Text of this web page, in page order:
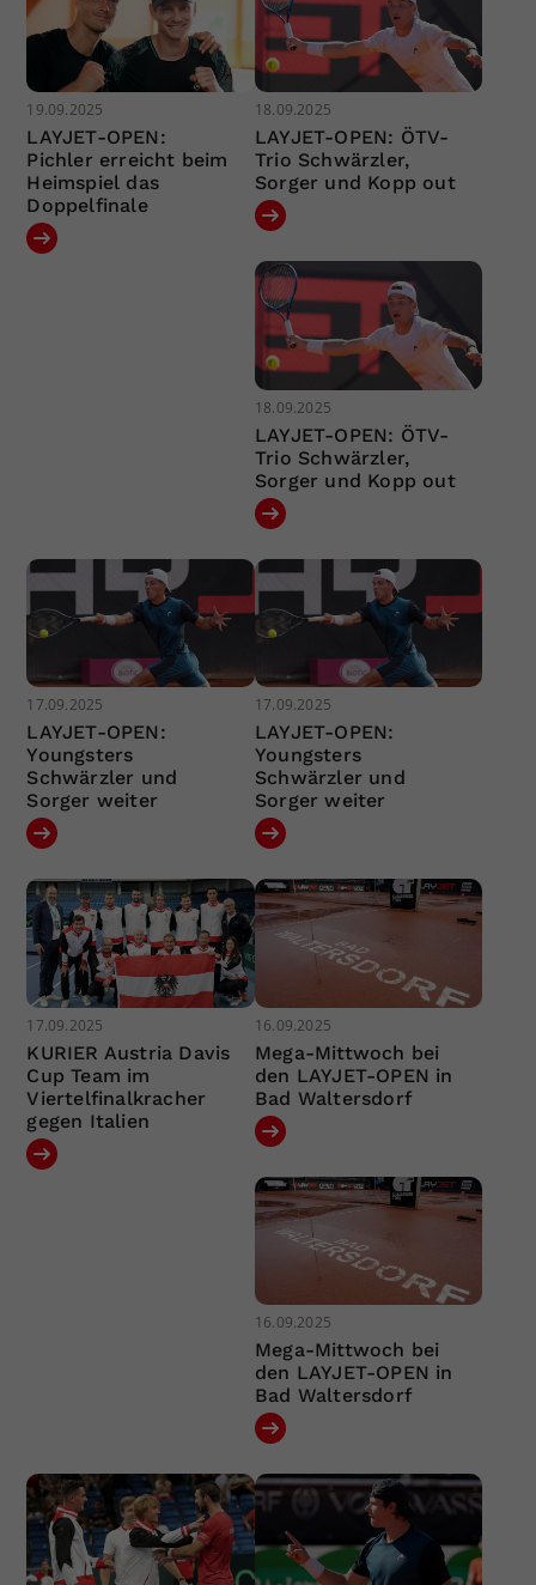
19.09.2025
LAYJET-OPEN:
Pichler erreicht beim
Heimspiel das
Doppelfinale
18.09.2025
LAYJET-OPEN: ÖTV-
Trio Schwärzler,
Sorger und Kopp out
18.09.2025
LAYJET-OPEN: ÖTV-
Trio Schwärzler,
Sorger und Kopp out
17.09.2025
LAYJET-OPEN:
Youngsters
Schwärzler und
Sorger weiter
17.09.2025
LAYJET-OPEN:
Youngsters
Schwärzler und
Sorger weiter
17.09.2025
KURIER Austria Davis
Cup Team im
Viertelfinalkracher
gegen Italien
16.09.2025
Mega-Mittwoch bei
den LAYJET-OPEN in
Bad Waltersdorf
16.09.2025
Mega-Mittwoch bei
den LAYJET-OPEN in
Bad Waltersdorf